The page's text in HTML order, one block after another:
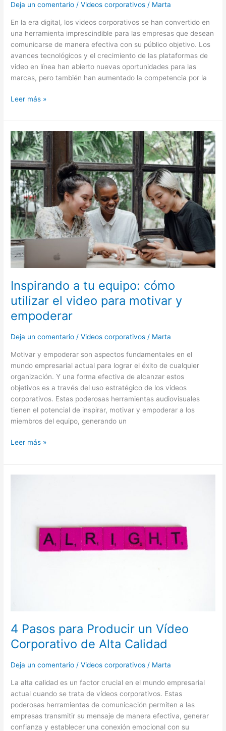
Deja un comentario /Videos corporativos / Marta
En la era digital, los videos corporativos se han convertido en
una herramienta imprescindible para las empresas que desean
comunicarse de manera efectiva con su público objetivo. Los
avances tecnológicos y el crecimiento de las plataformas de
video en línea han abierto nuevas oportunidades para las
marcas, pero también han aumentado la competencia por la
corporativos
impactantes
Leer más »
Inspirando a tu equipo: cómo
utilizar el video para motivar y
empoderar
Deja un comentario /Videos corporativos / Marta
Motivar y empoderar son aspectos fundamentales en el
mundo empresarial actual para lograr el éxito de cualquier
organización. Y una forma efectiva de alcanzar estos
objetivos es a través del uso estratégico de los videos
corporativos. Estas poderosas herramientas audiovisuales
tienen el potencial de inspirar, motivar y empoderar a los
miembros del equipo, generando un
Inspirando
a
tu
equipo:
cómo
utilizar
el
video
para
motivar
y
empoderar
Leer más »
4 Pasos para Producir un Vídeo
Corporativo de Alta Calidad
Deja un comentario /Videos corporativos / Marta
La alta calidad es un factor crucial en el mundo empresarial
actual cuando se trata de vídeos corporativos. Estas
poderosas herramientas de comunicación permiten a las
empresas transmitir su mensaje de manera efectiva, generar
confianza y establecer una conexión emocional con su
Corporativo